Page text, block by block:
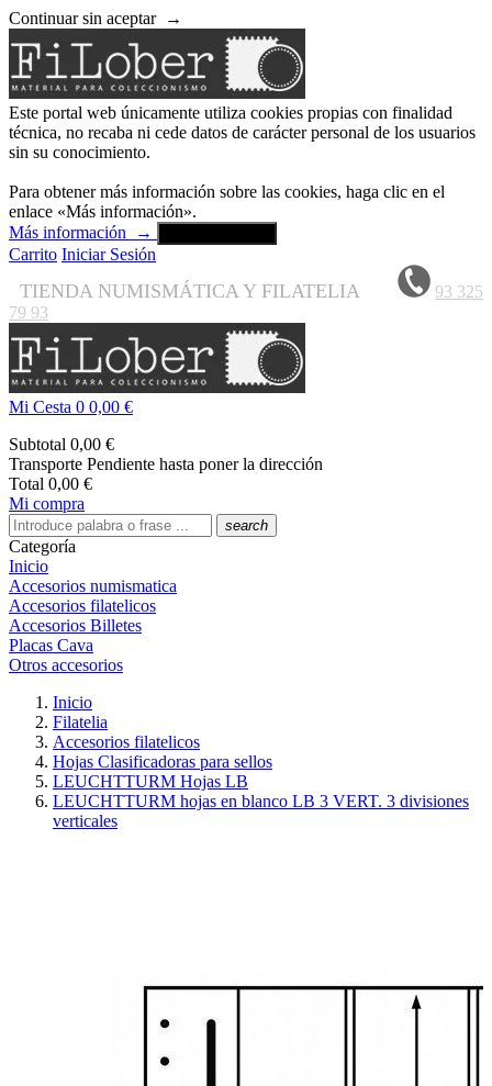
Continuar sin aceptar →
Este portal web únicamente utiliza cookies propias con finalidad
técnica, no recaba ni cede datos de carácter personal de los usuarios
sin su conocimiento.
Para obtener más información sobre las cookies, haga clic en el
enlace «Más información».
Más información
→
Carrito Iniciar Sesión
TIENDA NUMISMÁTICA Y FILATELIA
93 325
79 93
Mi Cesta 0 0,00 €
Subtotal 0,00 €
Transporte Pendiente hasta poner la dirección
Total 0,00 €
Mi compra
search
Categoría
Inicio
Accesorios numismatica
Accesorios filatelicos
Accesorios Billetes
Placas Cava
Otros accesorios
Inicio
Filatelia
Accesorios filatelicos
Hojas Clasificadoras para sellos
LEUCHTTURM Hojas LB
LEUCHTTURM hojas en blanco LB 3 VERT. 3 divisiones
verticales